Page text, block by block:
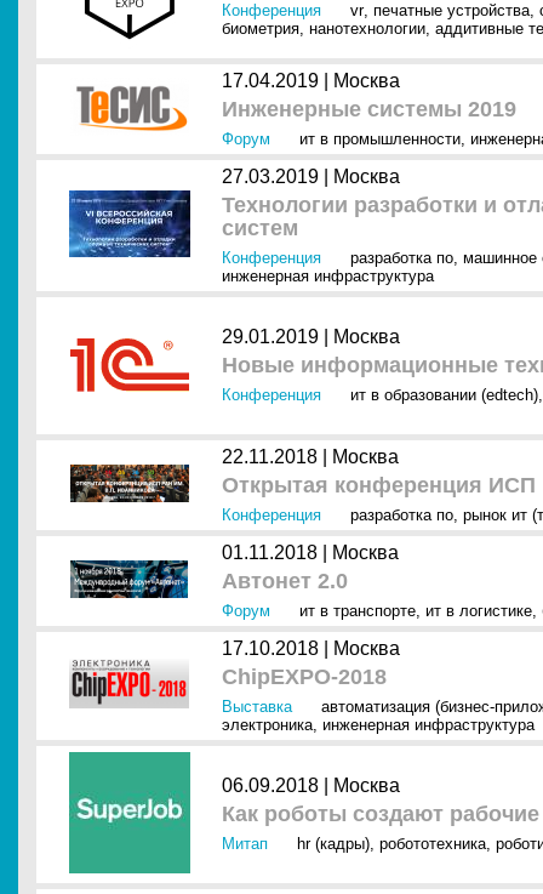
Конференция vr, печатные устройства,
биометрия, нанотехнологии, аддитивные
17.04.2019 | Москва
Инженерные системы 2019
Форум ит в промышленности,
27.03.2019 | Москва
Технологии разработки и
систем
Конференция разработка по, машинное
инженерная инфраструктура
29.01.2019 | Москва
Новые информационные
Конференция ит в образовании (edtech)
22.11.2018 | Москва
Открытая конференция
Конференция разработка по, рынок ит
01.11.2018 | Москва
Автонет 2.0
Форум ит в транспорте, ит в логистике,
17.10.2018 | Москва
ChipEXPO-2018
Выставка
автоматизация (бизнес-
электроника, инженерная инфраструктура
06.09.2018 | Москва
Как роботы создают
Митап hr (кадры), робототехника,